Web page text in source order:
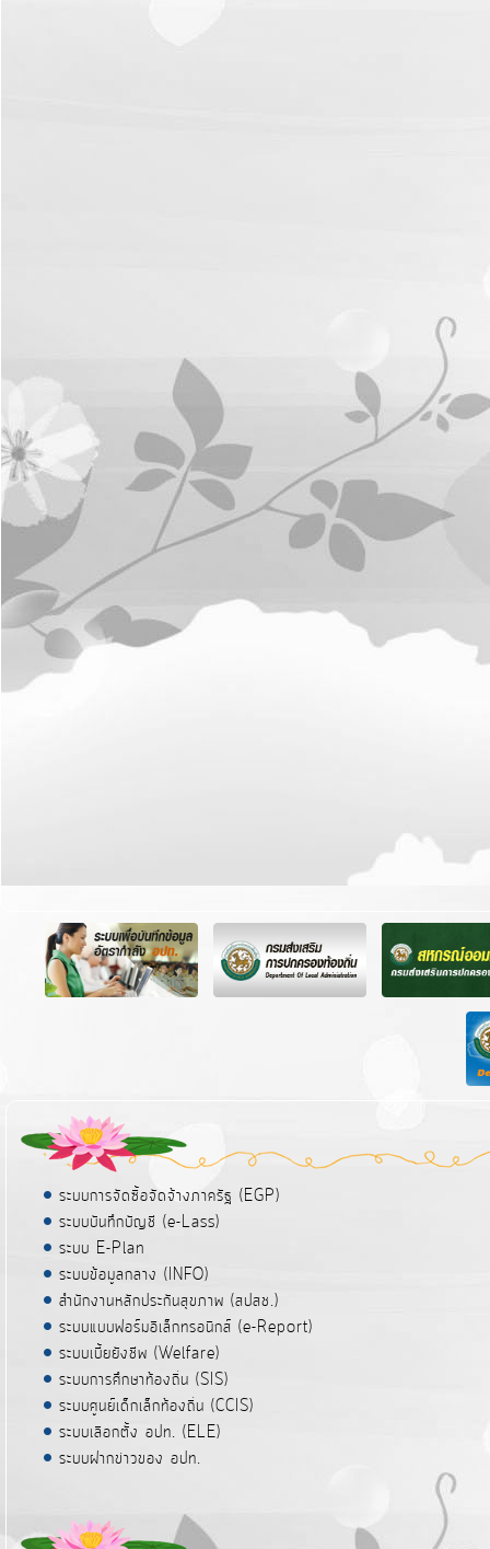
ระบบการจัดซื้อจัดจ้างภาครัฐ (EGP)
ระบบบันทึกบัญชี (e-Lass)
ระบบ E-Plan
ระบบข้อมูลกลาง (INFO)
สำนักงานหลักประกันสุขภาพ (สปสช.)
ระบบแบบฟอร์มอิเล็กทรอนิกส์ (e-Report)
ระบบเบี้ยยังชีพ (Welfare)
ระบบการศึกษาท้องถิ่น (SIS)
ระบบศูนย์เด็กเล็กท้องถิ่น (CCIS)
ระบบเลือกตั้ง อปท. (ELE)
ระบบฝากข่าวของ อปท.